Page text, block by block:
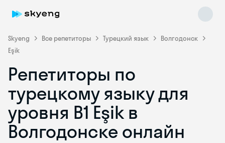
Skyeng Все репетиторы Турецкий язык
Волгодонск
Eşik
Репетиторы по
турецкому языку для
уровня B1 Eşik в
Волгодонске онлайн
Skyeng Chat